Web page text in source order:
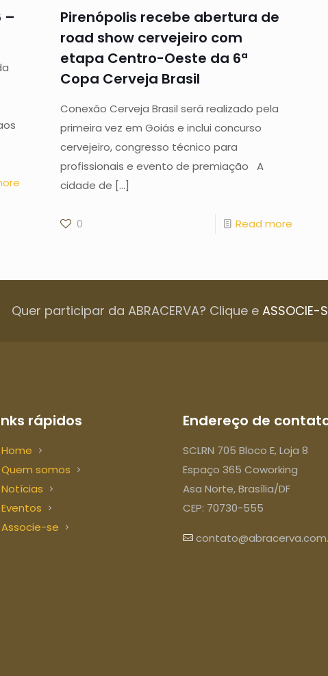
–
Pirenópolis recebe abertura de
road show cervejeiro com
etapa Centro-Oeste da 6ª
Copa Cerveja Brasil
Conexão Cerveja Brasil será realizado pela
primeira vez em Goiás e inclui concurso
cervejeiro, congresso técnico para
profissionais e evento de premiação A
cidade de […]
0 Read more
Quer participar da ABRACERVA? Clique e ASSOCIE-
rápidos
Home
Quem somos
Notícias
Eventos
Associe-se
Endereço de
SCLRN 705 Bloco E, Loja 8
Espaço 365 Coworking
Asa Norte, Brasília/DF
CEP: 70730-555